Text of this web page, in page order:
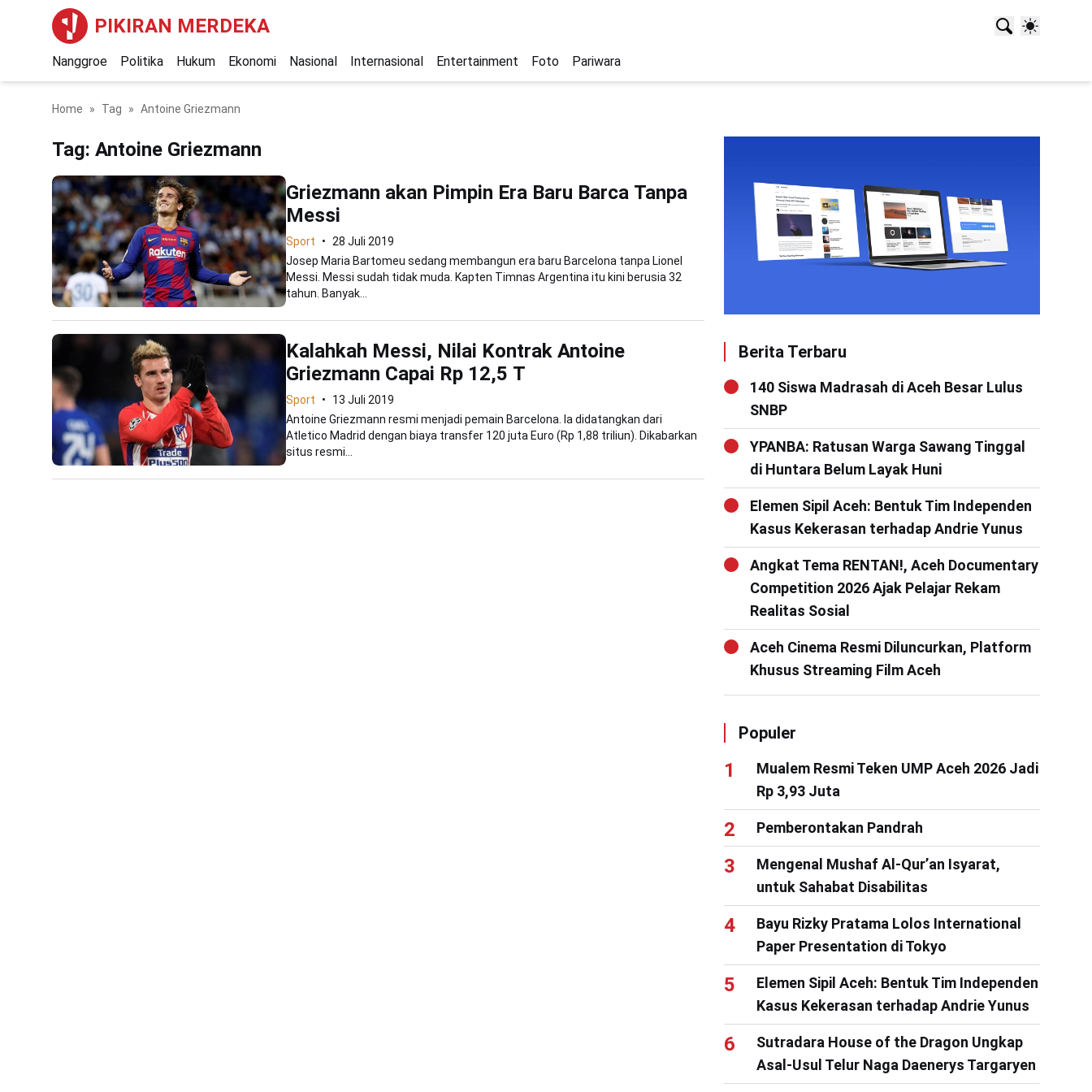
PIKIRAN MERDEKA
Nanggroe Politika Hukum Ekonomi Nasional Internasional Entertainment Foto Pariwara
Home Tag Antoine Griezmann
Tag: Antoine Griezmann
Griezmann akan Pimpin Era Baru Barca Tanpa
Messi
Sport
28 Juli 2019
Josep Maria Bartomeu sedang membangun era baru Barcelona tanpa Lionel
Messi. Messi sudah tidak muda. Kapten Timnas Argentina itu kini berusia 32
tahun. Banyak...
Kalahkah Messi, Nilai Kontrak Antoine
Griezmann Capai Rp 12,5 T
Sport
13 Juli 2019
Antoine Griezmann resmi menjadi pemain Barcelona. Ia didatangkan dari
Atletico Madrid dengan biaya transfer 120 juta Euro (Rp 1,88 triliun). Dikabarkan
situs resmi...
Berita Terbaru
140 Siswa Madrasah di Aceh Besar Lulus
SNBP
YPANBA: Ratusan Warga Sawang Tinggal
di Huntara Belum Layak Huni
Elemen Sipil Aceh: Bentuk Tim Independen
Kasus Kekerasan terhadap Andrie Yunus
Angkat Tema RENTAN!, Aceh Documentary
Competition 2026 Ajak Pelajar Rekam
Realitas Sosial
Aceh Cinema Resmi Diluncurkan, Platform
Khusus Streaming Film Aceh
Populer
Mualem Resmi Teken UMP Aceh 2026 Jadi
Rp 3,93 Juta
Pemberontakan Pandrah
Mengenal Mushaf Al-Qur’an Isyarat,
untuk Sahabat Disabilitas
Bayu Rizky Pratama Lolos International
Paper Presentation di Tokyo
Elemen Sipil Aceh: Bentuk Tim Independen
Kasus Kekerasan terhadap Andrie Yunus
Sutradara House of the Dragon Ungkap
Asal-Usul Telur Naga Daenerys Targaryen